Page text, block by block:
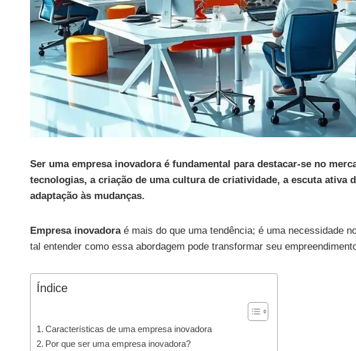
Ser uma empresa inovadora é fundamental para destacar-se no
tecnologias, a criação de uma cultura de criatividade, a escuta ativa
adaptação às mudanças.
Empresa inovadoraé mais do que uma tendência; é uma necessidade
tal entender como essa abordagem pode transformar seu
Índice
Características de uma empresa inovadora
Por que ser uma empresa inovadora?